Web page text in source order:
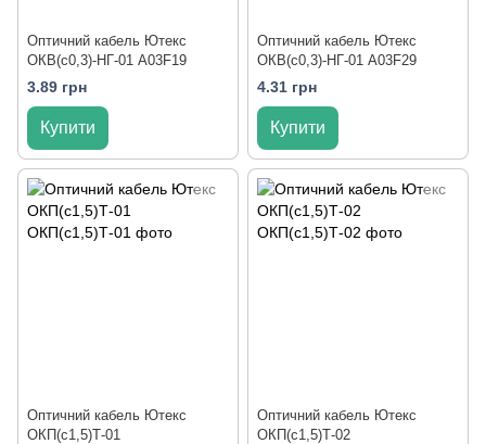
Оптичний кабель Ютекс
ОКВ(с0,3)-НГ-01 A03F19
3.89 грн
Купити
Оптичний кабель Ютекс
ОКВ(с0,3)-НГ-01 A03F29
4.31 грн
Купити
Оптичний кабель Ютекс
ОКП(с1,5)Т-01
Оптичний кабель Ютекс
ОКП(с1,5)Т-02